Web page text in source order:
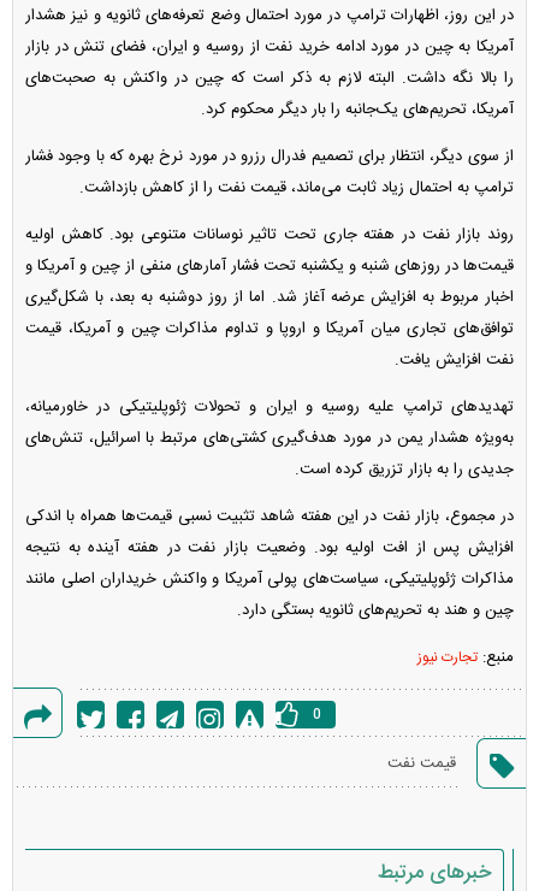
در این روز، اظهارات ترامپ در مورد احتمال وضع تعرفه‌های ثانویه و نیز هشدار
آمریکا به چین در مورد ادامه خرید نفت از روسیه و ایران، فضای تنش در بازار
را بالا نگه داشت. البته لازم به ذکر است که چین در واکنش به صحبت‌های
آمریکا، تحریم‌های یک‌جانبه را بار دیگر محکوم کرد.
از سوی دیگر، انتظار برای تصمیم فدرال رزرو در مورد نرخ بهره که با وجود فشار
ترامپ به احتمال زیاد ثابت می‌ماند، قیمت نفت را از کاهش بازداشت.
روند بازار نفت در هفته جاری تحت تاثیر نوسانات متنوعی بود. کاهش اولیه
قیمت‌ها در روز‌های شنبه و یکشنبه تحت فشار آمار‌های منفی از چین و آمریکا و
اخبار مربوط به افزایش عرضه آغاز شد. اما از روز دوشنبه به بعد، با شکل‌گیری
توافق‌های تجاری میان آمریکا و اروپا و تداوم مذاکرات چین و آمریکا، قیمت
نفت افزایش یافت.
تهدید‌های ترامپ علیه روسیه و ایران و تحولات ژئوپلیتیکی در خاورمیانه،
به‌ویژه هشدار یمن در مورد هدف‌گیری کشتی‌های مرتبط با اسرائیل، تنش‌های
جدیدی را به بازار تزریق کرده است.
در مجموع، بازار نفت در این هفته شاهد تثبیت نسبی قیمت‌ها همراه با اندکی
افزایش پس از افت اولیه بود. وضعیت بازار نفت در هفته آینده به نتیجه
مذاکرات ژئوپلیتیکی، سیاست‌های پولی آمریکا و واکنش خریداران اصلی مانند
چین و هند به تحریم‌های ثانویه بستگی دارد.
منبع: تجارت نیوز
خطا
0
قیمت نفت
خبرهای مرتبط